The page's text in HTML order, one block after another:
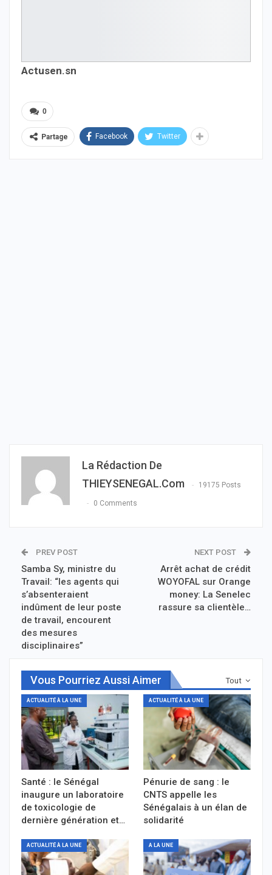
Actusen.sn
0
Partage Facebook Twitter
La Rédaction De
THIEYSENEGAL.com
19175 Posts
0 Comments
PREV POST
Samba Sy, ministre du
Travail: “les agents qui
s’absenteraient
indûment de leur poste
de travail, encourent
des mesures
disciplinaires”
NEXT POST
Arrêt achat de crédit
WOYOFAL sur Orange
money: La Senelec
rassure sa clientèle…
Tout
Vous Pourriez Aussi Aimer
ACTUALITÉ À LA UNE
Santé : le Sénégal
inaugure un laboratoire
de toxicologie de
dernière génération et…
ACTUALITÉ À LA UNE
Pénurie de sang : le
CNTS appelle les
Sénégalais à un élan de
solidarité
ACTUALITÉ À LA UNE A LA UNE